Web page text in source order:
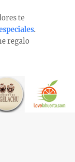
te
.
regalo